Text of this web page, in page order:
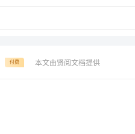
付费 本文由贤阅文档提供